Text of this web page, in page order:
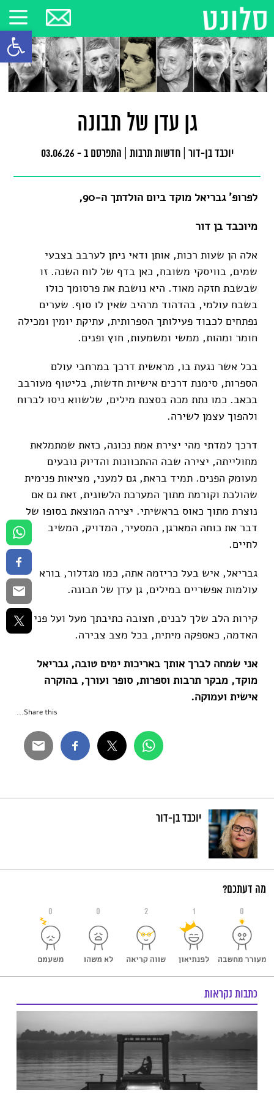
פתח
גן עדן של תבונה
יוכבד בן-דור |חדשות תרבות התפרסם ב - 03.06.26
לפרופ' גבריאל מוקד ביום הולדתך ה-90,
מיוכבד בן דור
אלה הן שעות רכות, אותן ודאי ניתן לערבב בצבעי
שמים, בוויסקי משובח, כאן בדף של לוח השנה. זו
שבשבת חזקה מאוד. היא נושבת את פרסומך כולו
בשבח עולמי, בהדהוד מרהיב שאין לו סוף. שערים
נפתחים לכבוד פעילותך הספרותית, עתיקת יומין ומכילה
חומר ומהות, ממשי ומשמעות, חוץ ופנים.
בכל אשר נגעת בו, מראשית דרכך במרחבי עולם
הספרות, סימנת דרכים אישיות חדשות, בליטוף מעורבב
בכאב. כמו נתת מכה בסצנת מילים, שלשווא ניסו לברוח
ולהפוך עצמן לשירה.
דרכך למדתי מהי יצירת אמת נכונה, כזאת שמתמלאת
מחולייתה, יצירה שבה ההתכוונות והדיוק נובעים
מעומק הפנים. תמיד בראת, גם למעני, מציאות פנימית
שהולכת וקורמת מתוך המערכת הלשונית, זאת גם אם
נוצרת מתוך כאוס בראשיתי. יצירה המוצאת בסופו של
דבר את כוחה המארגן, המסעיר, המדויק, המשיב
לחיים.
גבריאל, איש בעל כריזמה אתה, כמו מגדלור, בורא
עולמות אפשריים במילים, גן עדן של תבונה.
קירות הלב שלך לבנים, חצובה כתיבתך מעל ועל פני
האדמה, כאספקה מיתית, בכל מצב צבירה.
אני שמחה לברך אותך באריכות ימים טובה, גבריאל
מוקד, מבקר תרבות וספרות, סופר ועורך, בהוקרה
אישית ועמוקה.
Share this...
יוכבד בן-דור
מה דעתכם?
0 0 2 1 0
כתבות נקראות